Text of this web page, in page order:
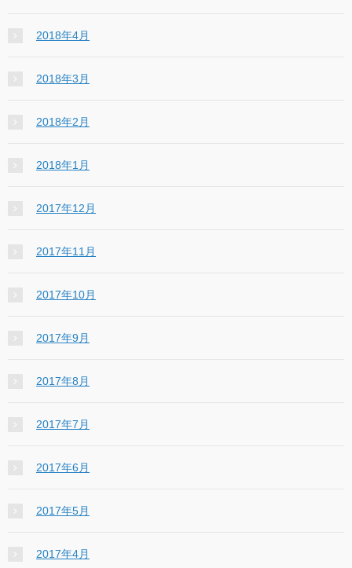
2018年4月
2018年3月
2018年2月
2018年1月
2017年12月
2017年11月
2017年10月
2017年9月
2017年8月
2017年7月
2017年6月
2017年5月
2017年4月